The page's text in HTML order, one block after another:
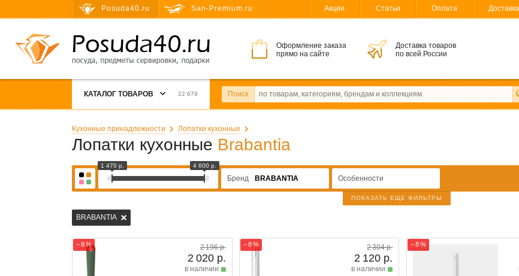
Posuda40.ru San-Premium.ru Акции Статьи Оплата Доставка
Оформление заказа
прямо на сайте
Доставка товаров
по всей России
КАТАЛОГ ТОВАРОВ 22 679 Поиск
Кухонные принадлежности Лопатки кухонные
Лопатки кухонные Brabantia
1 470 р. 4 600 р.
Бренд BRABANTIA Особенности
ПОКАЗАТЬ ЕЩЕ ФИЛЬТРЫ
BRABANTIA
− 8 % 2 196 р.
2 020 р.
в наличии
− 8 % 2 304 р.
2 120 р.
в наличии
− 8 %